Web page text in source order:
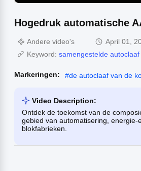
Hogedruk automatische
Andere video's
April 01,
Keyword: samengestelde autoclaaf
Markeringen: #de autoclaaf van de
Video Description:
Ontdek de toekomst van de
gebied van automatisering,
blokfabrieken.